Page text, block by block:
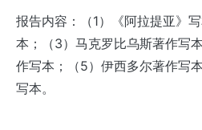
报告内容：（1）《阿拉提亚》
本；（3）马克罗比乌斯著作写
作写本；（5）伊西多尔著作写
写本。